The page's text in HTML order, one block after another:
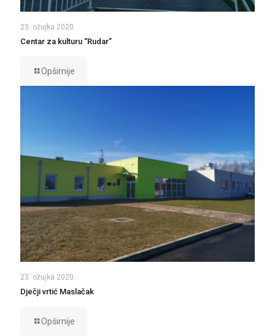
23. ožujka 2020.
Centar za kulturu “Rudar”
Opširnije
23. ožujka 2020.
Dječji vrtić Maslačak
Opširnije